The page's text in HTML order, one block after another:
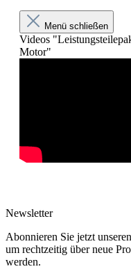
Menü schließen
Videos
Motor"
Newsletter
Abonnieren Sie jetzt
um rechtzeitig über neue
werden.